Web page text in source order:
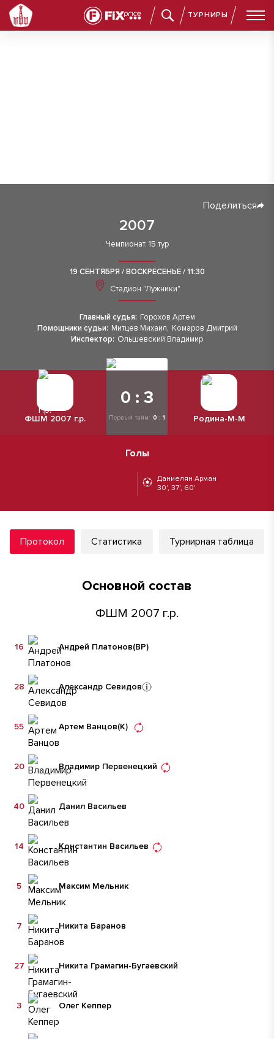
ТУРНИРЫ
2007
Поделиться
Чемпионат. 15 тур
19 СЕНТЯБРЯ / ВОСКРЕСЕНЬЕ / 11:30
Стадион "Лужники"
Главный судья: Горохов Артем
Помощники судьи: Митцев Михаил, Комаров Дмитрий
Инспектор: Ольшевский Владимир
ФШМ 2007 г.р.
0 : 3
Первый тайм: 0 : 1 Родина-М-М
Голы
Даниелян Арман
30', 37', 60'
Протокол Статистика Турнирная таблица
Основной состав
ФШМ 2007 г.р.
Андрей Платонов(ВР)
16
Александр Севидов
28
Артем Ванцов(К)
55
Владимир Первенецкий
20
Данил Васильев
40
Константин Васильев
14
Максим Мельник
5
Никита Баранов
7
Никита Грамагин-Бугаевский
27
Олег Кеппер
3